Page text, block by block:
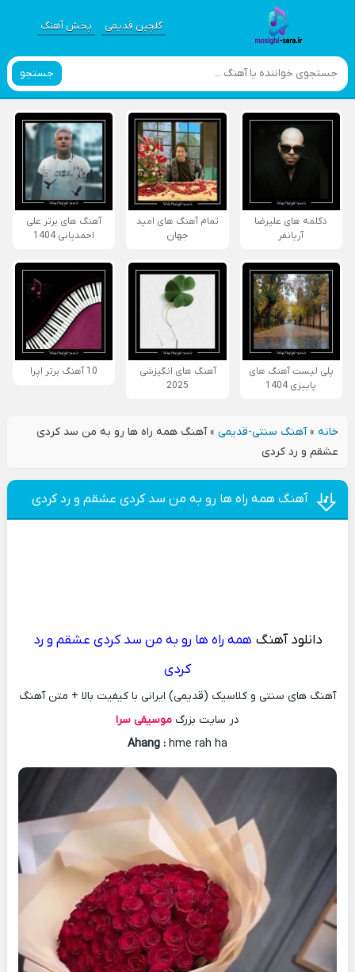
گلچین قدیمی پخش آهنگ
جستجو
دکلمه های علیرضا
آریانفر
تمام آهنگ های امید
جهان
آهنگ های برتر علی
احمدیانی 1404
پلی لیست آهنگ های
پاییزی 1404
آهنگ های انگیزشی
2025
10 آهنگ برتر اپرا
خانه»آهنگ سنتی-قدیمی»آهنگ همه راه ها رو به من سد کردی
عشقم و رد کردی
آهنگ همه راه ها رو به من سد کردی عشقم و رد کردی
دانلود آهنگ همه راه ها رو به من سد کردی عشقم و رد
کردی
آهنگ های سنتی و کلاسیک (قدیمی) ایرانی با کیفیت بالا + متن آهنگ
در سایت بزرگ موسیقی سرا
Ahang : hme rah ha